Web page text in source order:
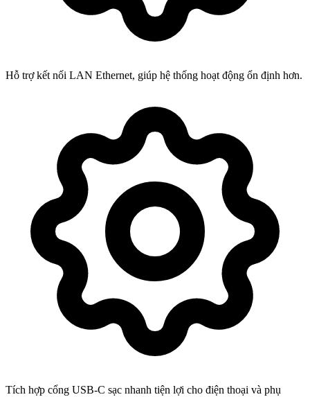
Hỗ trợ kết nối LAN Ethernet, giúp hệ thống hoạt động ổn định hơn.
Tích hợp cổng USB-C sạc nhanh tiện lợi cho điện thoại và phụ